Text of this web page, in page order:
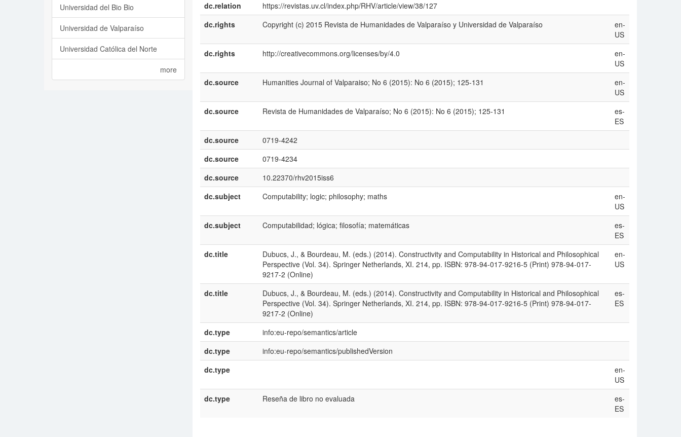
dc.relation
https://revistas.uv.cl/index.php/RHV/article/view/38/127
dc.rights
Copyright (c) 2015 Revista de Humanidades de Valparaíso y Universidad de Valparaíso
en-
US
dc.rights
http://creativecommons.org/licenses/by/4.0
en-
US
dc.source
Humanities Journal of Valparaiso; No 6 (2015): No 6 (2015); 125-131
en-
US
dc.source
Revista de Humanidades de Valparaíso; No 6 (2015): No 6 (2015); 125-131
es-
ES
dc.source
0719-4242
dc.source
0719-4234
dc.source
10.22370/rhv2015iss6
dc.subject
Computability; logic; philosophy; maths
en-
US
dc.subject
Computabilidad; lógica; filosofía; matemáticas
es-
ES
dc.title
Dubucs, J., & Bourdeau, M. (eds.) (2014). Constructivity and Computability in Historical and Philosophical
Perspective (Vol. 34). Springer Netherlands, XI. 214, pp. ISBN: 978-94-017-9216-5 (Print) 978-94-017-
9217-2 (Online)
en-
US
dc.title
Dubucs, J., & Bourdeau, M. (eds.) (2014). Constructivity and Computability in Historical and Philosophical
Perspective (Vol. 34). Springer Netherlands, XI. 214, pp. ISBN: 978-94-017-9216-5 (Print) 978-94-017-
9217-2 (Online)
es-
ES
dc.type
info:eu-repo/semantics/article
dc.type
info:eu-repo/semantics/publishedVersion
dc.type
en-
US
dc.type
Reseña de libro no evaluada
es-
ES
Universidad del Bio Bio
Universidad de Valparaíso
Universidad Católica del Norte
more